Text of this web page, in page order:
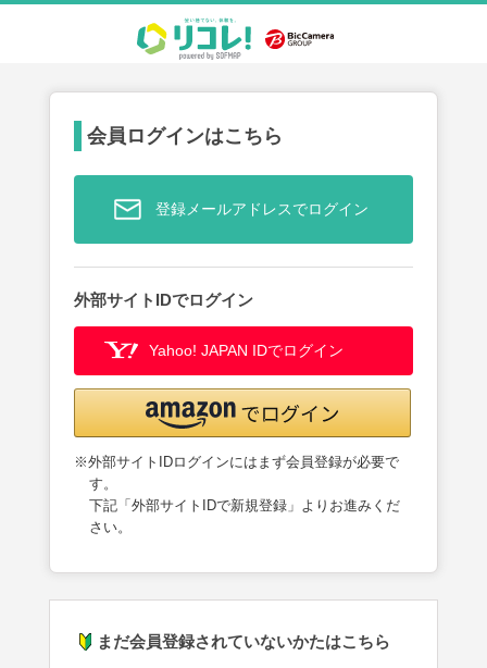
会員ログインはこちら
登録メールアドレスでログイン
外部サイトIDでログイン
Yahoo! JAPAN IDでログイン
※外部サイトIDログインにはまず会員登録が必要で
す。
下記「外部サイトIDで新規登録」よりお進みくだ
さい。
まだ会員登録されていないかたはこちら